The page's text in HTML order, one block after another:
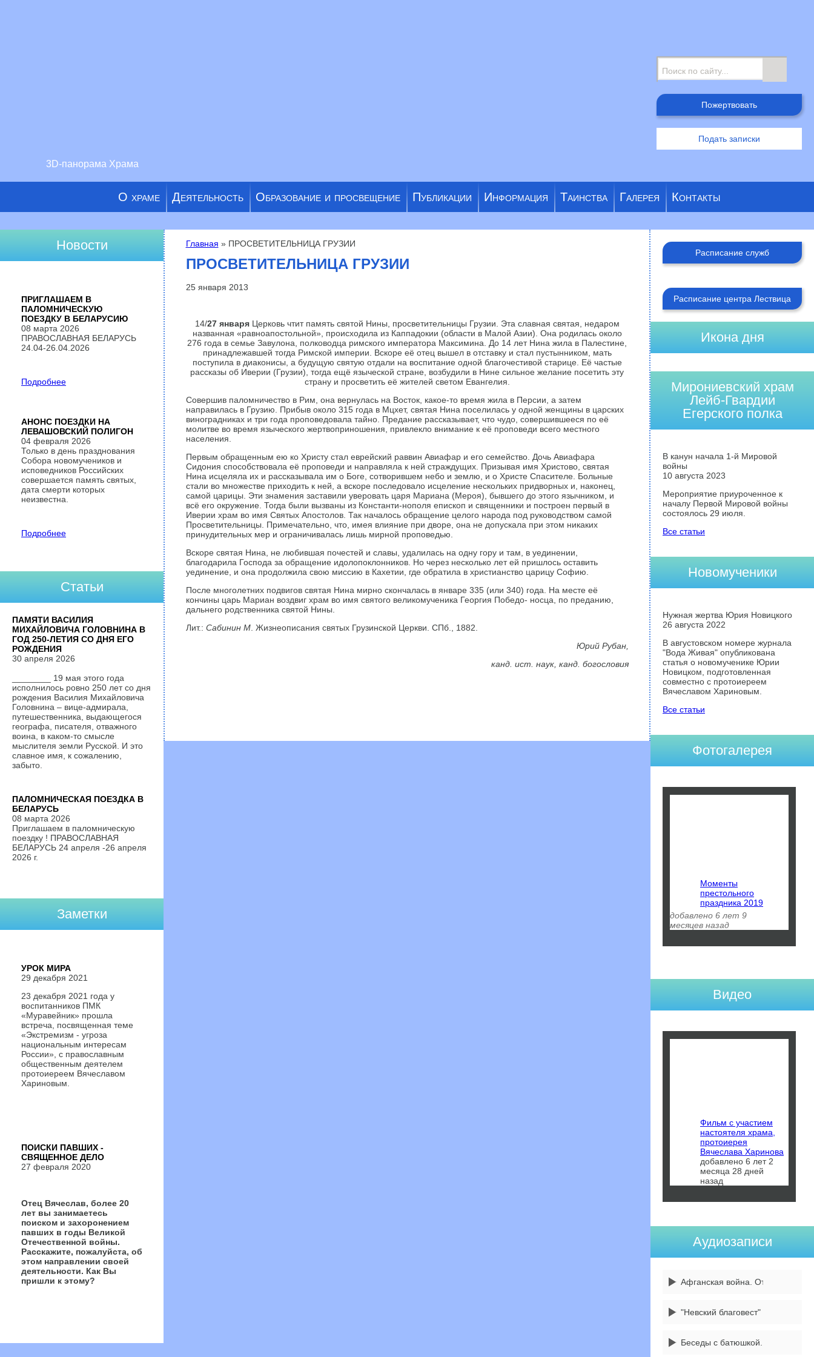
3D-панорама Храма
Пожертвовать
Подать записки
О храме Деятельность Образование и просвещение Публикации Информация Таинства Галерея Контакты
Вы здесь
Главная » ПРОСВЕТИТЕЛЬНИЦА ГРУЗИИ
ПРОСВЕТИТЕЛЬНИЦА ГРУЗИИ
25 января 2013
14/27 январяЦерковь чтит память святой Нины, просветительницы Грузии. Эта славная святая, недаром
названная «равноапостольной», происходила из Каппадокии (области в Малой Азии). Она родилась около
276 года в семье Завулона, полководца римского императора Максимина. До 14 лет Нина жила в Палестине,
принадлежавшей тогда Римской империи. Вскоре её отец вышел в отставку и стал пустынником, мать
поступила в диаконисы, а будущую святую отдали на воспитание одной благочестивой старице. Её частые
рассказы об Иверии (Грузии), тогда ещё языческой стране, возбудили в Нине сильное желание посетить эту
страну и просветить её жителей светом Евангелия.
Совершив паломничество в Рим, она вернулась на Восток, какое-то время жила в Персии, а затем
направилась в Грузию. Прибыв около 315 года в Мцхет, святая Нина поселилась у одной женщины в царских
виноградниках и три года проповедовала тайно. Предание рассказывает, что чудо, совершившееся по её
молитве во время языческого жертвоприношения, привлекло внимание к её проповеди всего местного
населения.
Первым обращенным ею ко Христу стал еврейский раввин Авиафар и его семейство. Дочь Авиафара
Сидония способствовала её проповеди и направляла к ней страждущих. Призывая имя Христово, святая
Нина исцеляла их и рассказывала им о Боге, сотворившем небо и землю, и о Христе Спасителе. Больные
стали во множестве приходить к ней, а вскоре последовало исцеление нескольких придворных и, наконец,
самой царицы. Эти знамения заставили уверовать царя Мариана (Мероя), бывшего до этого язычником, и
всё его окружение. Тогда были вызваны из Константи-нополя епископ и священники и построен первый в
Иверии храм во имя Святых Апостолов. Так началось обращение целого народа под руководством самой
Просветительницы. Примечательно, что, имея влияние при дворе, она не допускала при этом никаких
принудительных мер и ограничивалась лишь мирной проповедью.
Вскоре святая Нина, не любившая почестей и славы, удалилась на одну гору и там, в уединении,
благодарила Господа за обращение идолопоклонников. Но через несколько лет ей пришлось оставить
уединение, и она продолжила свою миссию в Кахетии, где обратила в христианство царицу Софию.
После многолетних подвигов святая Нина мирно скончалась в январе 335 (или 340) года. На месте её
кончины царь Мариан воздвиг храм во имя святого великомученика Георгия Победо- носца, по преданию,
дальнего родственника святой Нины.
Лит.: Сабинин М. Жизнеописания святых Грузинской Церкви. СПб., 1882.
Юрий Рубан,
канд. ист. наук, канд. богословия
Новости
ПРИГЛАШАЕМ В
ПАЛОМНИЧЕСКУЮ
ПОЕЗДКУ В БЕЛАРУСИЮ
08 марта 2026
ПРАВОСЛАВНАЯ БЕЛАРУСЬ
24.04-26.04.2026
Подробнее
АНОНС ПОЕЗДКИ НА
ЛЕВАШОВСКИЙ ПОЛИГОН
04 февраля 2026
Только в день празднования
Собора новомучеников и
исповедников Российских
совершается память святых,
дата смерти которых
неизвестна.
Подробнее
Статьи
ПАМЯТИ ВАСИЛИЯ
МИХАЙЛОВИЧА ГОЛОВНИНА В
ГОД 250-ЛЕТИЯ СО ДНЯ ЕГО
РОЖДЕНИЯ
30 апреля 2026
________ 19 мая этого года
исполнилось ровно 250 лет со дня
рождения Василия Михайловича
Головнина – вице-адмирала,
путешественника, выдающегося
географа, писателя, отважного
воина, в каком-то смысле
мыслителя земли Русской. И это
славное имя, к сожалению,
забыто.
ПАЛОМНИЧЕСКАЯ ПОЕЗДКА В
БЕЛАРУСЬ
08 марта 2026
Приглашаем в паломническую
поездку ! ПРАВОСЛАВНАЯ
БЕЛАРУСЬ 24 апреля -26 апреля
2026 г.
Заметки
УРОК МИРА
29 декабря 2021
23 декабря 2021 года у
воспитанников ПМК
«Муравейник» прошла
встреча, посвященная теме
«Экстремизм - угроза
национальным интересам
России», с православным
общественным деятелем
протоиереем Вячеславом
Хариновым.
ПОИСКИ ПАВШИХ -
СВЯЩЕННОЕ ДЕЛО
27 февраля 2020
Отец Вячеслав, более 20
лет вы занимаетесь
поиском и захоронением
павших в годы Великой
Отечественной войны.
Расскажите, пожалуйста, об
этом направлении своей
деятельности. Как Вы
пришли к этому?
Расписание служб
Расписание центра Лествица
Икона дня
Мирониевский храм
Лейб-Гвардии
Егерского полка
В канун начала 1-й Мировой
войны
10 августа 2023
Мероприятие приуроченное к
началу Первой Мировой войны
состоялось 29 июля.
Все статьи
Новомученики
Нужная жертва Юрия Новицкого
26 августа 2022
В августовском номере журнала
"Вода Живая" опубликована
статья о новомученике Юрии
Новицком, подготовленная
совместно с протоиереем
Вячеславом Хариновым.
Все статьи
Фотогалерея
Моменты
престольного
праздника 2019
добавлено 6 лет 9
месяцев назад
Видео
Фильм с участием
настоятеля храма,
протоиерея
Вячеслава Харинова
добавлено 6 лет 2
месяца 28 дней
назад
Аудиозаписи
Афганская война. От 14
"Невский благовест" 3
Беседы с батюшкой. 1 сентября